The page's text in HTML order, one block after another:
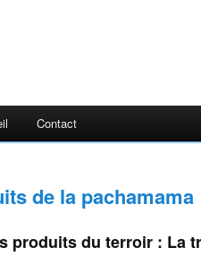
Contact
de la pachamama
produits du terroir : La